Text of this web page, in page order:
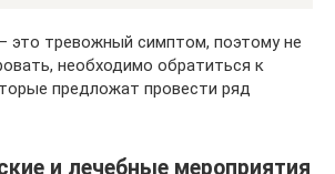
это тревожный симптом, поэтому не
необходимо обратиться к
предложат провести ряд
и лечебные мероприятия